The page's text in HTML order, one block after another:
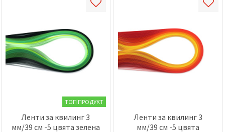
ТОП ПРОДУКТ
Ленти за квилинг 3
мм/39 см -5 цвята зелена
Ленти за квилинг 3
мм/39 см -5 цвята